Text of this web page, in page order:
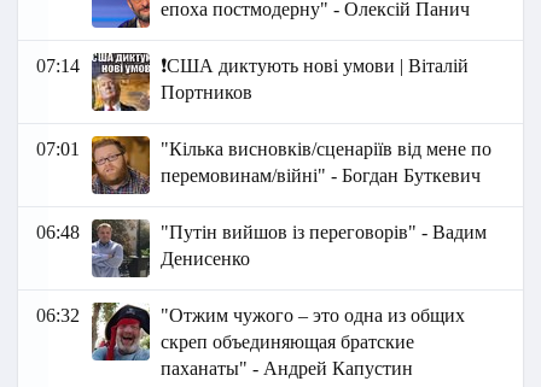
епоха постмодерну" - Олексій Панич
07:14
❗️США диктують нові умови | Віталій
Портников
07:01
"Кілька висновків/сценаріїв від мене по
перемовинам/війні" - Богдан Буткевич
06:48
"Путін вийшов із переговорів" - Вадим
Денисенко
06:32
"Отжим чужого – это одна из общих
скреп объединяющая братские
паханаты" - Андрей Капустин